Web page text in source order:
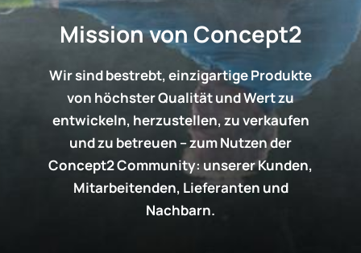
Mission von Concept2
Wir sind bestrebt, einzigartige Produkte
von höchster Qualität und Wert zu
entwickeln, herzustellen, zu verkaufen
und zu betreuen – zum Nutzen der
Concept2 Community: unserer Kunden,
Mitarbeitenden, Lieferanten und
Nachbarn.